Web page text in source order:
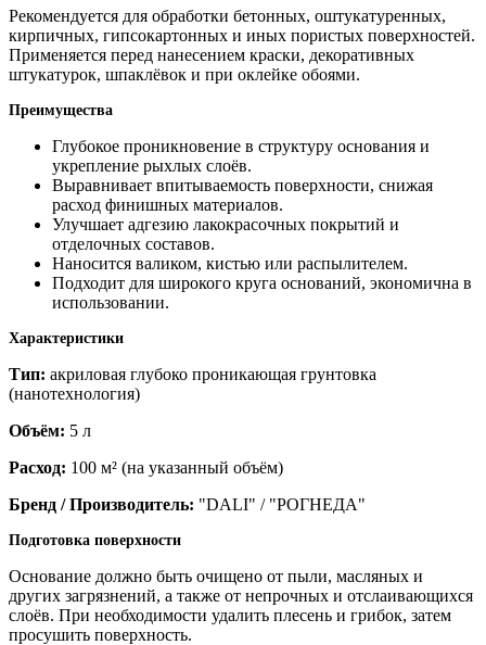
Рекомендуется для обработки бетонных, оштукатуренных,
кирпичных, гипсокартонных и иных пористых поверхностей.
Применяется перед нанесением краски, декоративных
штукатурок, шпаклёвок и при оклейке обоями.
Преимущества
Глубокое проникновение в структуру основания и
укрепление рыхлых слоёв.
Выравнивает впитываемость поверхности, снижая
расход финишных материалов.
Улучшает адгезию лакокрасочных покрытий и
отделочных составов.
Наносится валиком, кистью или распылителем.
Подходит для широкого круга оснований, экономична в
использовании.
Характеристики
Тип: акриловая глубоко проникающая грунтовка
(нанотехнология)
Объём: 5 л
Расход: 100 м² (на указанный объём)
Бренд / Производитель: "DALI" / "РОГНЕДА"
Подготовка поверхности
Основание должно быть очищено от пыли, масляных и
других загрязнений, а также от непрочных и отслаивающихся
слоёв. При необходимости удалить плесень и грибок, затем
просушить поверхность.